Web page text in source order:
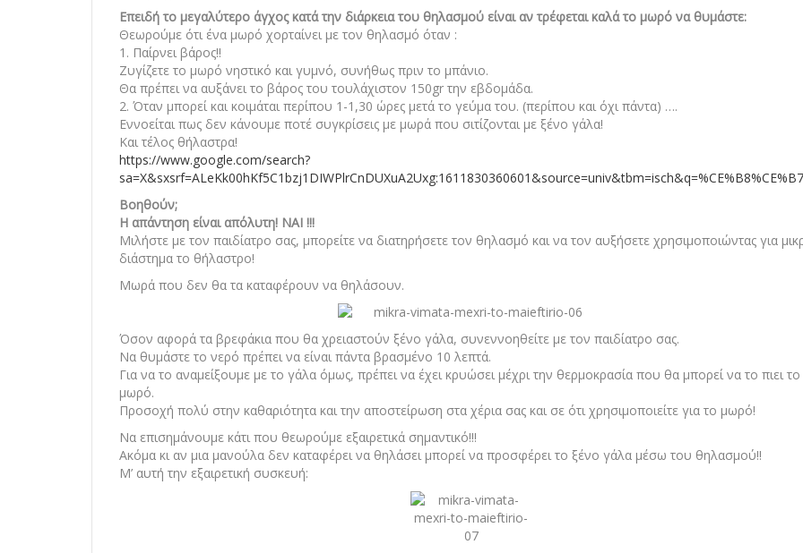
Επειδή το μεγαλύτερο άγχος κατά την διάρκεια του θηλασμού είναι αν τρέφεται καλά το μωρό να θυμάστε:
Θεωρούμε ότι ένα μωρό χορταίνει με τον θηλασμό όταν :
1. Παίρνει βάρος!!
Ζυγίζετε το μωρό νηστικό και γυμνό, συνήθως πριν το μπάνιο.
Θα πρέπει να αυξάνει το βάρος του τουλάχιστον 150gr την εβδομάδα.
2. Όταν μπορεί και κοιμάται περίπου 1-1,30 ώρες μετά το γεύμα του. (περίπου και όχι πάντα) ….
Εννοείται πως δεν κάνουμε ποτέ συγκρίσεις με μωρά που σιτίζονται με ξένο γάλα!
Και τέλος θήλαστρα!
https://www.google.com/search?
Βοηθούν;
Η απάντηση είναι απόλυτη! ΝΑΙ !!!
Μιλήστε με τον παιδίατρο σας, μπορείτε να διατηρήσετε τον θηλασμό και να τον αυξήσετε χρησιμοποιώντας για
διάστημα το θήλαστρο!
Μωρά που δεν θα τα καταφέρουν να θηλάσουν.
Όσον αφορά τα βρεφάκια που θα χρειαστούν ξένο γάλα, συνεννοηθείτε με τον παιδίατρο σας.
Να θυμάστε το νερό πρέπει να είναι πάντα βρασμένο 10 λεπτά.
Για να το αναμείξουμε με το γάλα όμως, πρέπει να έχει κρυώσει μέχρι την θερμοκρασία που θα μπορεί να το πιει το
μωρό.
Προσοχή πολύ στην καθαριότητα και την αποστείρωση στα χέρια σας και σε ότι χρησιμοποιείτε για το μωρό!
Να επισημάνουμε κάτι που θεωρούμε εξαιρετικά σημαντικό!!!
Ακόμα κι αν μια μανούλα δεν καταφέρει να θηλάσει μπορεί να προσφέρει το ξένο γάλα μέσω του θηλασμού!!
Μ’ αυτή την εξαιρετική συσκευή: